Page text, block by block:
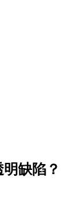
缺陷？